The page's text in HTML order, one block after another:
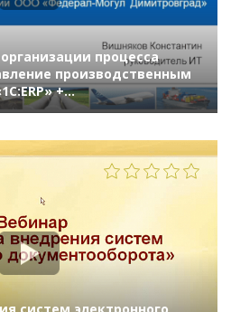
процесса
производственным
+
в компании «Федерал-